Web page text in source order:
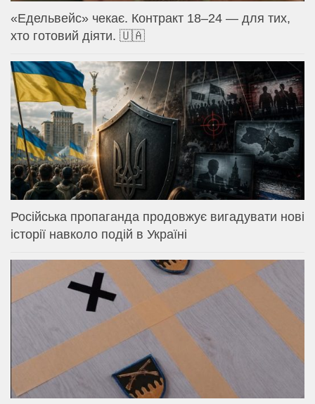
«Едельвейс» чекає. Контракт 18–24 — для тих,
хто готовий діяти. 🇺🇦
Російська пропаганда продовжує вигадувати нові
історії навколо подій в Україні